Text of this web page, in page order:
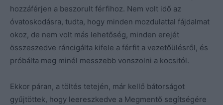
hozzáférjen a beszorult férfihoz. Nem volt idő az
óvatoskodásra, tudta, hogy minden mozdulattal fájdalmat
okoz, de nem volt más lehetőség, minden erejét
összeszedve ráncigálta kifele a férfit a vezetőülésről, és
próbálta meg minél messzebb vonszolni a kocsitól.
Ekkor páran, a töltés tetején, már kellő bátorságot
gyűjtöttek, hogy leereszkedve a Megmentő segítségére